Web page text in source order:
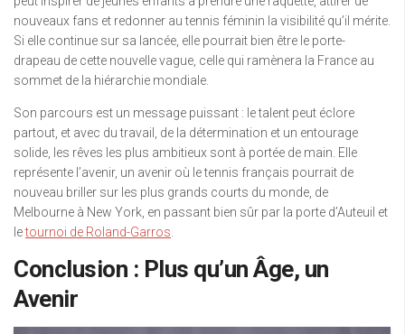
nouveaux fans et redonner au tennis féminin la visibilité qu’il mérite.
Si elle continue sur sa lancée, elle pourrait bien être le porte-
drapeau de cette nouvelle vague, celle qui ramènera la France au
sommet de la hiérarchie mondiale.
Son parcours est un message puissant : le talent peut éclore
partout, et avec du travail, de la détermination et un entourage
solide, les rêves les plus ambitieux sont à portée de main. Elle
représente l’avenir, un avenir où le tennis français pourrait de
nouveau briller sur les plus grands courts du monde, de
Melbourne à New York, en passant bien sûr par la porte d’Auteuil et
letournoi de Roland-Garros.
Conclusion : Plus qu’un Âge, un
Avenir